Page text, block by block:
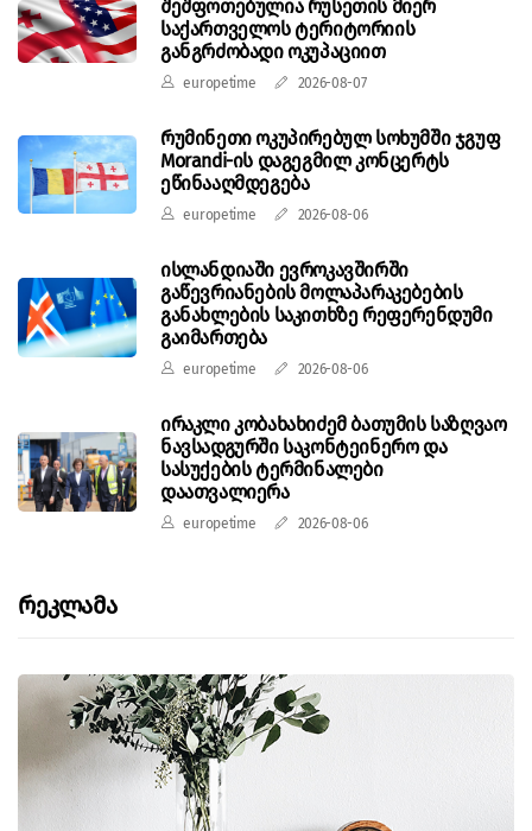
შეშფოთებულია რუსეთის მიერ
საქართველოს ტერიტორიის
განგრძობადი ოკუპაციით
europetime 2026-08-07
რუმინეთი ოკუპირებულ სოხუმში ჯგუფ
Morandi-ის დაგეგმილ კონცერტს
ეწინააღმდეგება
europetime 2026-08-06
ისლანდიაში ევროკავშირში
გაწევრიანების მოლაპარაკებების
განახლების საკითხზე რეფერენდუმი
გაიმართება
europetime 2026-08-06
ირაკლი კობახახიძემ ბათუმის საზღვაო
ნავსადგურში საკონტეინერო და
სასუქების ტერმინალები
დაათვალიერა
europetime 2026-08-06
Რეკლამა